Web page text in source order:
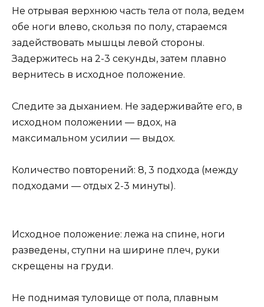
Не отрывая верхнюю часть тела от пола, ведем
обе ноги влево, скользя по полу, стараемся
задействовать мышцы левой стороны.
Задержитесь на 2-3 секунды, затем плавно
вернитесь в исходное положение.
Следите за дыханием. Не задерживайте его, в
исходном положении — вдох, на
максимальном усилии — выдох.
Количество повторений: 8, 3 подхода (между
подходами — отдых 2-3 минуты).
Исходное положение: лежа на спине, ноги
разведены, ступни на ширине плеч, руки
скрещены на груди.
Не поднимая туловище от пола, плавным